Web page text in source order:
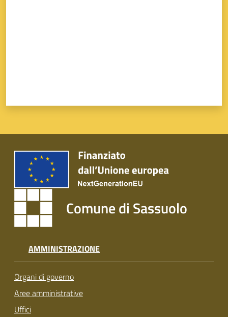
Comune di Sassuolo
AMMINISTRAZIONE
Organi di governo
Aree amministrative
Uffici